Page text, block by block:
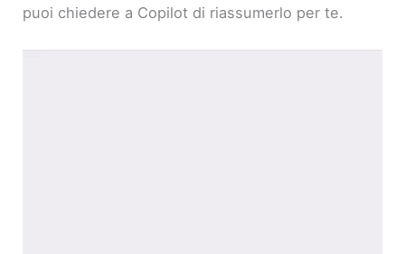
puoi chiedere a Copilot di riassumerlo per te.